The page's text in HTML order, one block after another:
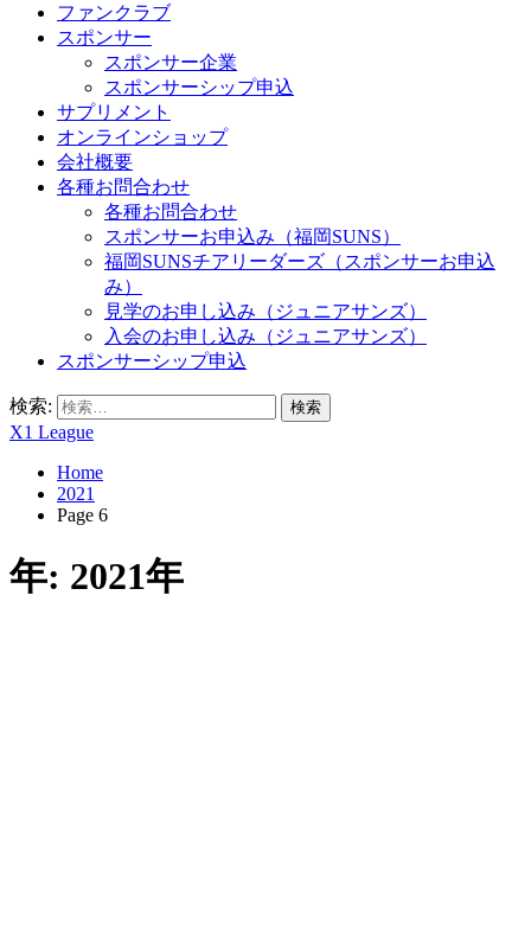
ファンクラブ
スポンサー
スポンサー企業
スポンサーシップ申込
サプリメント
オンラインショップ
会社概要
各種お問合わせ
各種お問合わせ
スポンサーお申込み（福岡SUNS）
福岡SUNSチアリーダーズ（スポンサーお申込
み）
見学のお申し込み（ジュニアサンズ）
入会のお申し込み（ジュニアサンズ）
スポンサーシップ申込
検索:
X1 League
Home
2021
Page 6
年: 2021年